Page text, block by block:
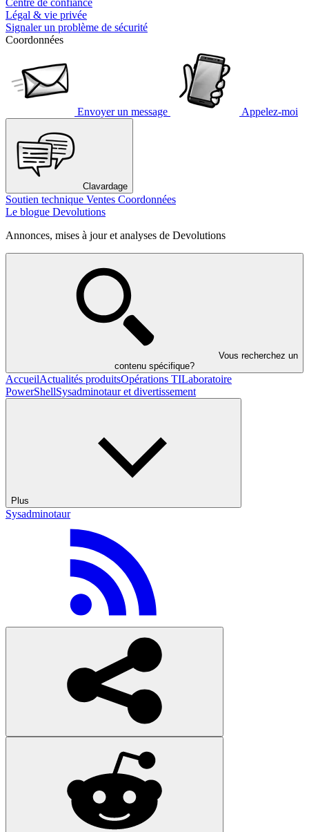
Centre de confiance
Légal & vie privée
Signaler un problème de sécurité
Coordonnées
Envoyer un message Appelez-moi
Clavardage
Soutien technique Ventes Coordonnées
Le blogue Devolutions
Annonces, mises à jour et analyses de Devolutions
Vous recherchez un
contenu spécifique?
AccueilActualités produitsOpérations TILaboratoire
PowerShellSysadminotaur et divertissement
Plus
Sysadminotaur